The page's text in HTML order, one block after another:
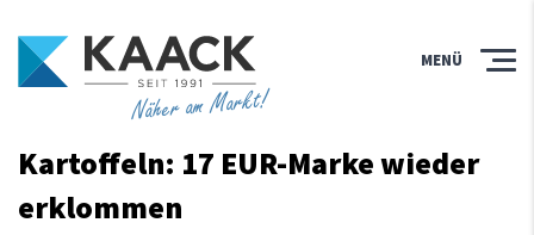
Näher am Markt!
MENÜ
Kartoffeln: 17 EUR-Marke wieder
erklommen